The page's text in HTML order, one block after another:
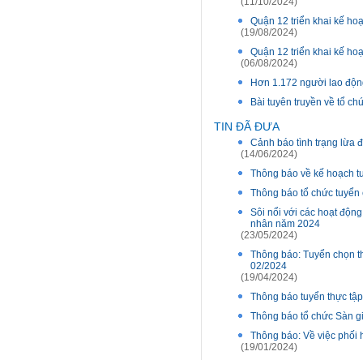
Quận 12 triển khai kế
(19/08/2024)
Quận 12 triển khai kế
(06/08/2024)
Hơn 1.172 người lao
Bài tuyên truyền về tổ
TIN ĐÃ ĐƯA
Cảnh báo tình trạng lừa
(14/06/2024)
Thông báo về kế hoạch
Thông báo tổ chức
Sôi nổi với các hoạt
nhân năm 2024
(23/05/2024)
Thông báo: Tuyển chọn
02/2024
(19/04/2024)
Thông báo tuyển thực
Thông báo tổ chức Sàn
Thông báo: Về việc phối
(19/01/2024)